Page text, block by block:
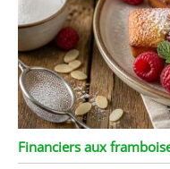
Financiers aux